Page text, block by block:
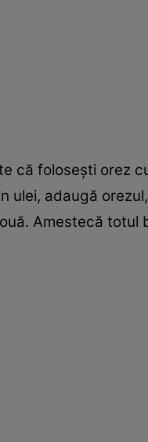
că foloseşti orez
ulei, adaugă
Amestecă totul